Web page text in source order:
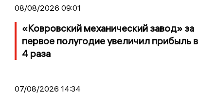
08/08/2026 09:01
«Ковровский механический завод» за
первое полугодие увеличил прибыль в
4 раза
07/08/2026 14:34